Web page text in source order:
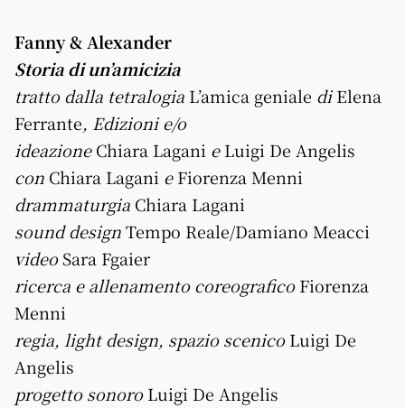
Fanny & Alexander
Storia di un’amicizia
tratto dalla tetralogia L’amica geniale diElena
Ferrante, Edizioni e/o
ideazioneChiara Lagani eLuigi De Angelis
con Chiara Lagani eFiorenza Menni
drammaturgia Chiara Lagani
sound designTempo Reale/Damiano Meacci
videoSara Fgaier
ricerca e allenamento coreograficoFiorenza
Menni
regia, light design, spazio scenicoLuigi De
Angelis
progetto sonoroLuigi De Angelis